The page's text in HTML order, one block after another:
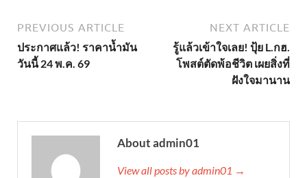
PREVIOUS ARTICLE
ประกาศแล้ว! ราคาน้ำมัน
วันนี้ 24 พ.ค. 69
NEXT ARTICLE
รู้แล้วเข้าใจเลย! ปุ้ย L.กฮ.
โพสต์ตัดพ้อชีวิต เผยสิ่งที่
ฝังใจมานาน
About admin01
View all posts by admin01 →